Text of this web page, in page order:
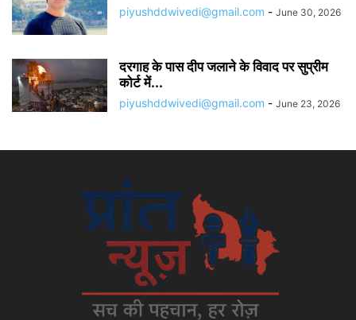
piyushddwivedi@gmail.com - June 30, 2026
दरगाह के पास दीप जलाने के विवाद पर सुप्रीम
कोर्ट में...
piyushddwivedi@gmail.com - June 23, 2026